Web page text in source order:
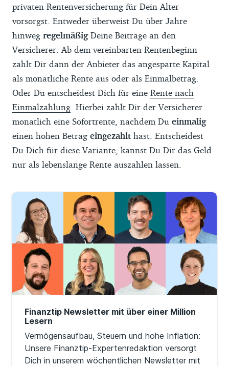
privaten Rentenversicherung für Dein Alter
vorsorgst. Entweder überweist Du über Jahre
hinweg regelmäßigDeine Beiträge an den
Versicherer. Ab dem vereinbarten Rentenbeginn
zahlt Dir dann der Anbieter das angesparte Kapital
als monatliche Rente aus oder als Einmalbetrag.
Oder Du entscheidest Dich für eine Rente nach
Einmalzahlung . Hierbei zahlt Dir der Versicherer
monatlich eine Sofortrente, nachdem Du einmalig
einen hohen Betrag eingezahlt hast. Entscheidest
Du Dich für diese Variante, kannst Du Dir das Geld
nur als lebenslange Rente auszahlen lassen.
Finanztip Newsletter mit über einer Million
Lesern
Vermögensaufbau, Steuern und hohe Inflation:
Unsere Finanztip-Expertenredaktion versorgt
Dich in unserem wöchentlichen Newsletter mit